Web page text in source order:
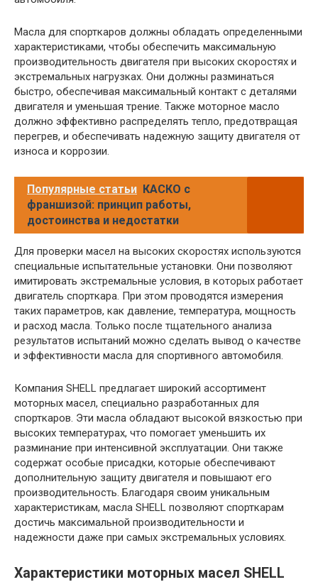
Масла для спорткаров должны обладать определенными
характеристиками, чтобы обеспечить максимальную
производительность двигателя при высоких скоростях и
экстремальных нагрузках. Они должны разминаться
быстро, обеспечивая максимальный контакт с деталями
двигателя и уменьшая трение. Также моторное масло
должно эффективно распределять тепло, предотвращая
перегрев, и обеспечивать надежную защиту двигателя от
износа и коррозии.
Популярные статьи КАСКО с
франшизой: принцип работы,
достоинства и недостатки
Для проверки масел на высоких скоростях используются
специальные испытательные установки. Они позволяют
имитировать экстремальные условия, в которых работает
двигатель спорткара. При этом проводятся измерения
таких параметров, как давление, температура, мощность
и расход масла. Только после тщательного анализа
результатов испытаний можно сделать вывод о качестве
и эффективности масла для спортивного автомобиля.
Компания SHELL предлагает широкий ассортимент
моторных масел, специально разработанных для
спорткаров. Эти масла обладают высокой вязкостью при
высоких температурах, что помогает уменьшить их
разминание при интенсивной эксплуатации. Они также
содержат особые присадки, которые обеспечивают
дополнительную защиту двигателя и повышают его
производительность. Благодаря своим уникальным
характеристикам, масла SHELL позволяют спорткарам
достичь максимальной производительности и
надежности даже при самых экстремальных условиях.
Характеристики моторных масел SHELL